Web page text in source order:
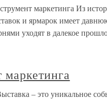
маркетинга Из
и ярмарок имеет
уходят в далекое
– это уникальное